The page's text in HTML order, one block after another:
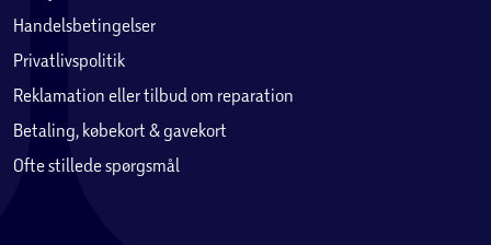
Handelsbetingelser
Privatlivspolitik
Reklamation eller tilbud om reparation
Betaling, købekort & gavekort
Ofte stillede spørgsmål